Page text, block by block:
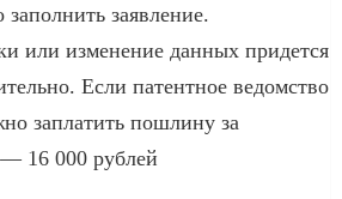
заявление.
или изменение данных придется
Если патентное ведомство
заплатить пошлину за
16 000 рублей